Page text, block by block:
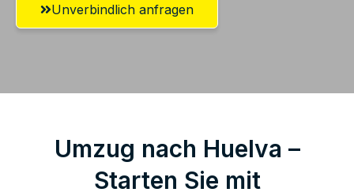
Unverbindlich anfragen
Umzug nach Huelva –
Starten Sie mit